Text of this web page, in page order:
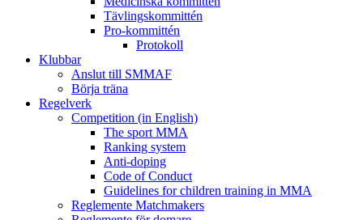
Tävlingskommittén
Pro-kommittén
Protokoll
Klubbar
Anslut till SMMAF
Börja träna
Regelverk
Competition (in English)
The sport MMA
Ranking system
Anti-doping
Code of Conduct
Guidelines for children training in MMA
Reglemente Matchmakers